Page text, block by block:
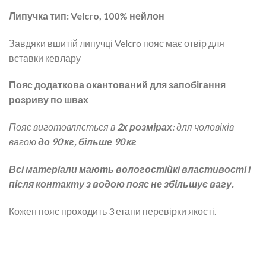
Липучка тип: Velcro, 100% нейлон
Завдяки вшитій липучці Velcro пояс має отвір для
вставки кевлару
Пояс додаткова окантований для запобігання
розриву по швах
Пояс виготовляється в 2х розмірах: для чоловіків
вагоюдо 90 кг, більше 90 кг
Всі матеріали мають вологостійкі властивості і
після контакту з водою пояс не збільшує вагу.
Кожен пояс проходить 3 етапи перевірки якості.